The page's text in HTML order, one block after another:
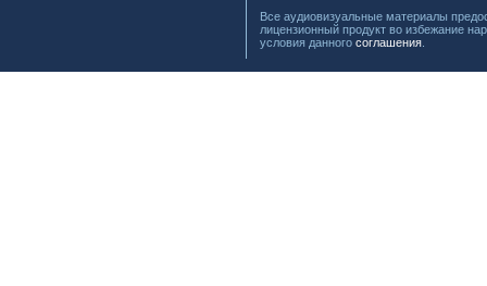
Все аудиовизуальные материалы
лицензионный продукт во избежание
условия данного соглашения